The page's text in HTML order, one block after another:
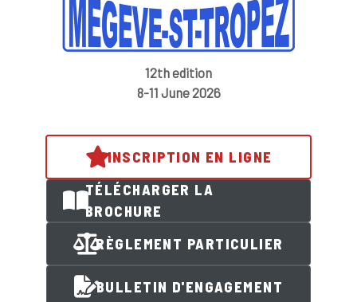
12th edition
8-11 June 2026
INSCRIPTION EN LIGNE
TÉLÉCHARGER LA
BROCHURE
RÈGLEMENT PARTICULIER
BULLETIN D'ENGAGEMENT